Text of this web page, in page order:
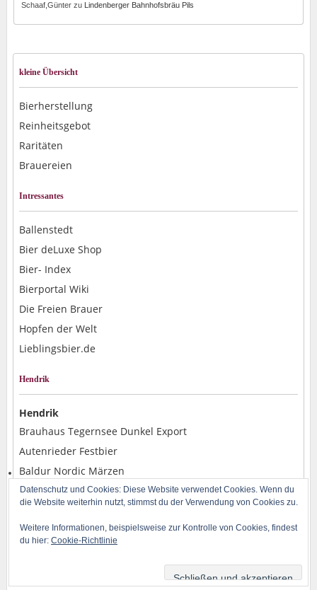
Schaaf,Günterzu Lindenberger Bahnhofsbräu Pils
kleine Übersicht
Bierherstellung
Reinheitsgebot
Raritäten
Brauereien
Intressantes
Ballenstedt
Bier deLuxe Shop
Bier- Index
Bierportal Wiki
Die Freien Brauer
Hopfen der Welt
Lieblingsbier.de
Hendrik
Hendrik
Brauhaus Tegernsee Dunkel Export
Autenrieder Festbier
Baldur Nordic Märzen
Alpirsbacher Weizen Hefe Dunkel
Copyright © 2014-2026 BLOG-B.INFO | Powered by H. Baran und WordPress | Design
Iceable Themes
Datenschutz und Cookies: Diese Website verwendet Cookies. Wenn du
die Website weiterhin nutzt, stimmst du der Verwendung von Cookies zu.
Weitere Informationen, beispielsweise zur Kontrolle von Cookies, findest
du hier: Cookie-Richtlinie